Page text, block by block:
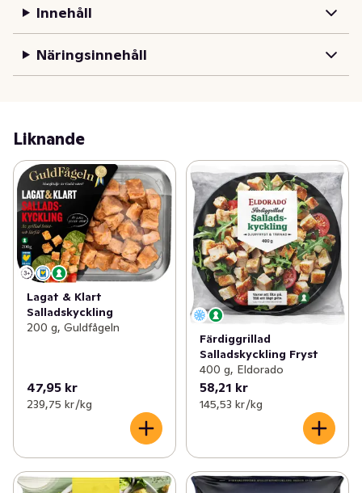
Innehåll
Näringsinnehåll
Liknande
Lagat & Klart
Salladskyckling
200 g, Guldfågeln
47,95 kr
239,75 kr /kg
Färdiggrillad
Salladskyckling Fryst
400 g, Eldorado
58,21 kr
145,53 kr /kg